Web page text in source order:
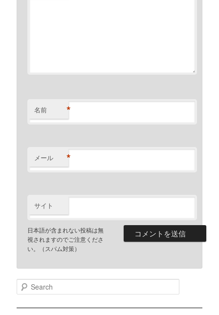
名前 *
メール *
サイト
日本語が含まれない投稿は無
視されますのでご注意くださ
い。（スパム対策）
e